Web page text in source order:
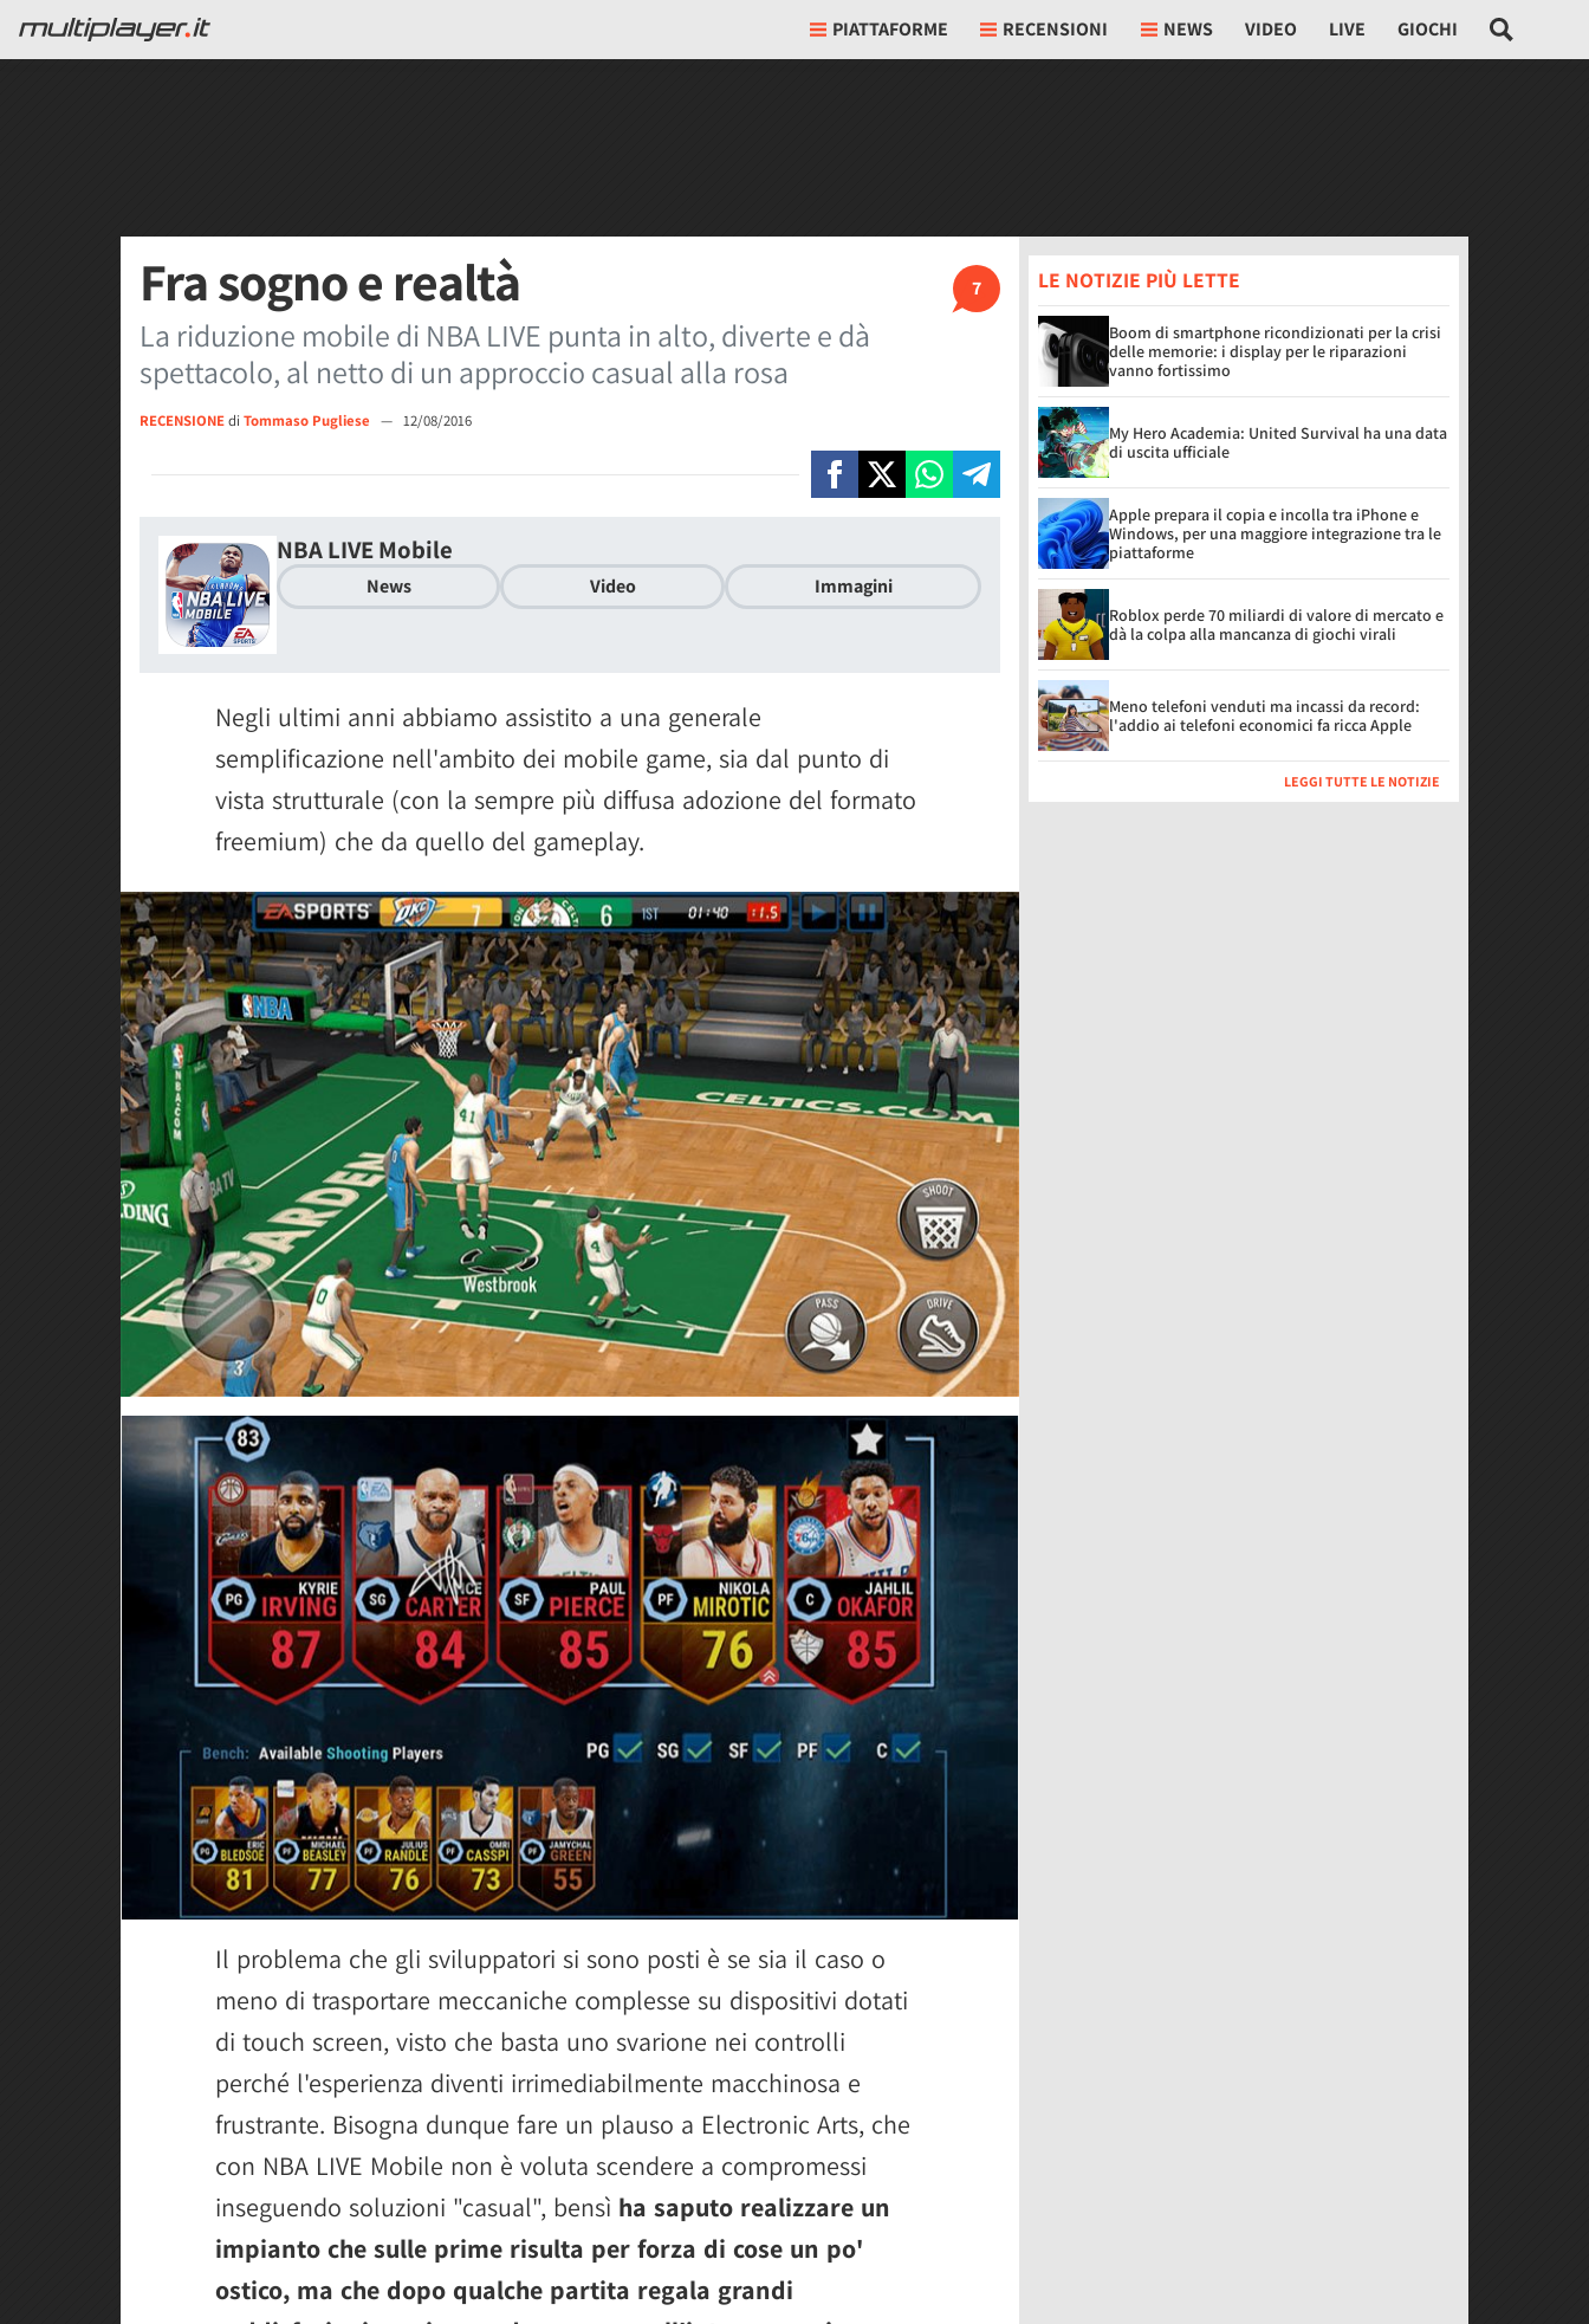
PIATTAFORME RECENSIONI NEWS VIDEO LIVE GIOCHI
7
Fra sogno e realtà
La riduzione mobile di NBA LIVE punta in alto, diverte e dà
spettacolo, al netto di un approccio casual alla rosa
RECENSIONEdi Tommaso Pugliese — 12/08/2016
NBA LIVE Mobile
News Video Immagini
Negli ultimi anni abbiamo assistito a una generale
semplificazione nell'ambito dei mobile game, sia dal punto di
vista strutturale (con la sempre più diffusa adozione del formato
freemium) che da quello del gameplay.
Il problema che gli sviluppatori si sono posti è se sia il caso o
meno di trasportare meccaniche complesse su dispositivi dotati
di touch screen, visto che basta uno svarione nei controlli
perché l'esperienza diventi irrimediabilmente macchinosa e
frustrante. Bisogna dunque fare un plauso a Electronic Arts, che
con NBA LIVE Mobile non è voluta scendere a compromessi
inseguendo soluzioni "casual", bensì ha saputo realizzare un
impianto che sulle prime risulta per forza di cose un po'
ostico, ma che dopo qualche partita regala grandi
LE NOTIZIE PIÙ LETTE
Boom di smartphone ricondizionati per la crisi
delle memorie: i display per le riparazioni
vanno fortissimo
My Hero Academia: United Survival ha una data
di uscita ufficiale
Apple prepara il copia e incolla tra iPhone e
Windows, per una maggiore integrazione tra le
piattaforme
Roblox perde 70 miliardi di valore di mercato e
dà la colpa alla mancanza di giochi virali
Meno telefoni venduti ma incassi da record:
l'addio ai telefoni economici fa ricca Apple
LEGGI TUTTE LE NOTIZIE